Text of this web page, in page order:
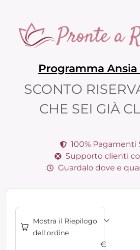
Programma Ansia
SCONTO
CHE SEI GIÀ
100% Pagamenti
Supporto clienti
Guardalo dove e
Mostra il Riepilogo
dell'ordine
€